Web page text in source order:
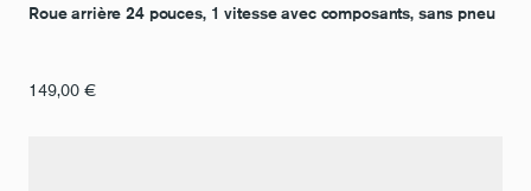
Roue arrière 24 pouces, 1 vitesse avec composants, sans pneu
149,00 €